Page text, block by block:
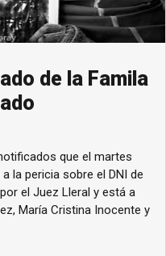
de la Famila
que el martes
la pericia sobre el DNI de
el Juez Lleral y está a
María Cristina Inocente y